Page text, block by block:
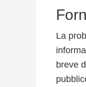
La
breve